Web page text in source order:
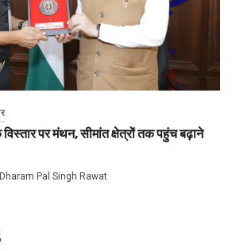
पर मंथन, सीमांत क्षेत्रों तक पहुंच बढ़ाने
Dharam Pal Singh Rawat